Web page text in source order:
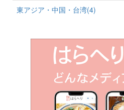
東アジア・中国・台湾(4)